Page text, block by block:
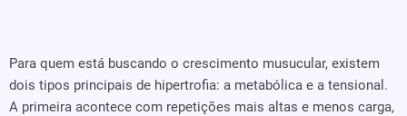
Para quem está buscando o crescimento musucular, existem
dois tipos principais de hipertrofia: a metabólica e a tensional.
A primeira acontece com repetições mais altas e menos carga,